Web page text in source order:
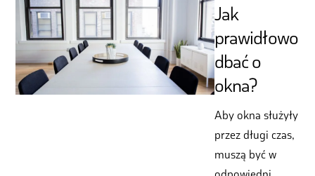
Jak
prawidłowo
dbać o
okna?
Aby okna służyły
przez długi czas,
muszą być w